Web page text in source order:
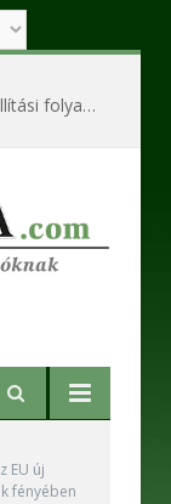
A pántolás szerepe a raktározási és szállítási folyamatokban
EU új
fényében